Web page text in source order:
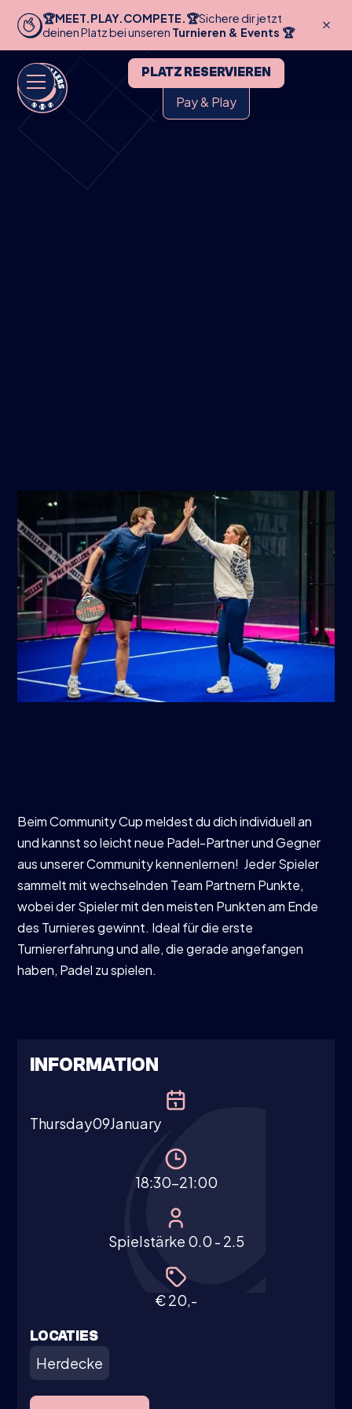
🏆MEET.PLAY.COMPETE.🏆Sichere dir jetzt
deinen Platz bei unseren Turnieren & Events 🏆
PLATZ RESERVIEREN
Pay & Play
Beim Community Cup meldest du dich individuell an
und kannst so leicht neue Padel-Partner und Gegner
aus unserer Community kennenlernen! Jeder Spieler
sammelt mit wechselnden Team Partnern Punkte,
wobei der Spieler mit den meisten Punkten am Ende
des Turnieres gewinnt. Ideal für die erste
Turniererfahrung und alle, die gerade angefangen
haben, Padel zu spielen.
INFORMATION
Thursday09January
18:30-21:00
Spielstärke 0.0 - 2.5
€ 20,-
LOCATIES
Herdecke